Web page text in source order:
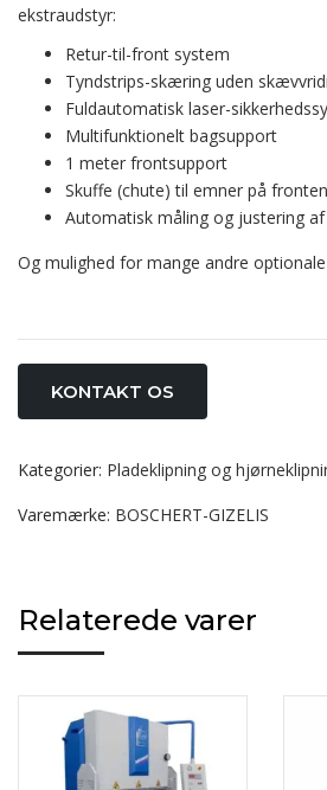
ekstraudstyr:
Retur-til-front system
Tyndstrips-skæring uden
Fuldautomatisk laser-
Multifunktionelt bagsupport
1 meter frontsupport
Skuffe (chute) til emner på
Automatisk måling og justering
Og mulighed for mange andre
KONTAKT OS
Kategorier: Pladeklipning og
Varemærke: BOSCHERT-GIZELIS
Relaterede varer